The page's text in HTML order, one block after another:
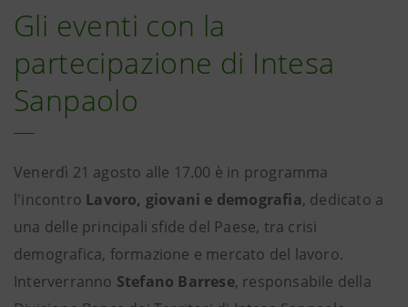
Gli eventi con la
partecipazione di Intesa
Sanpaolo
Venerdì 21 agosto alle 17.00 è in programma
l'incontro Lavoro, giovani e demografia, dedicato a
una delle principali sfide del Paese, tra crisi
demografica, formazione e mercato del lavoro.
Interverranno Stefano Barrese, responsabile della